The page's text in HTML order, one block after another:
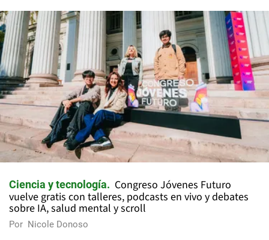
Ciencia y tecnología
Congreso Jóvenes Futuro
vuelve gratis con talleres, podcasts en vivo y debates
sobre IA, salud mental y scroll
Por Nicole Donoso